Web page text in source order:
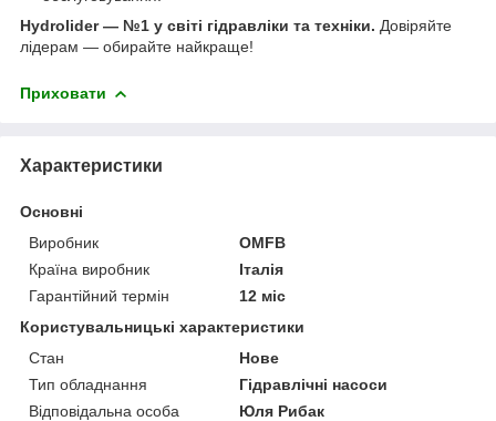
Hydrolider — №1 у світі гідравліки та техніки. Довіряйте
лідерам — обирайте найкраще!
Приховати
Характеристики
Основні
Виробник
OMFB
Країна виробник
Італія
Гарантійний термін
12 міс
Користувальницькі характеристики
Стан
Нове
Тип обладнання
Гідравлічні насоси
Відповідальна особа
Юля Рибак